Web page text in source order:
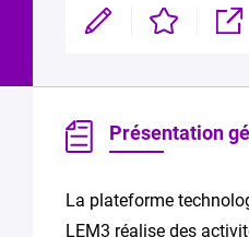
Modifier Enregistrer
Présentation
La plateforme
LEM3 réalise des